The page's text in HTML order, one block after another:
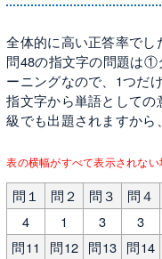
全体的に高い正答率でし
問48の指文字の問題は
ーニングなので、1つだ
指文字から単語として
級でも出題されますから
表の横幅がすべて表示されない
問１ 問２ 問３ 問４
4
1 3 3
問11
問12 問13 問14